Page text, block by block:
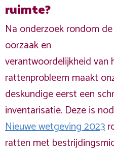
ruimte?
Na onderzoek rondom de
oorzaak en
verantwoordelijkheid van
rattenprobleem maakt
deskundige eerst een
inventarisatie. Deze is
Nieuwe wetgeving 2023
ratten met